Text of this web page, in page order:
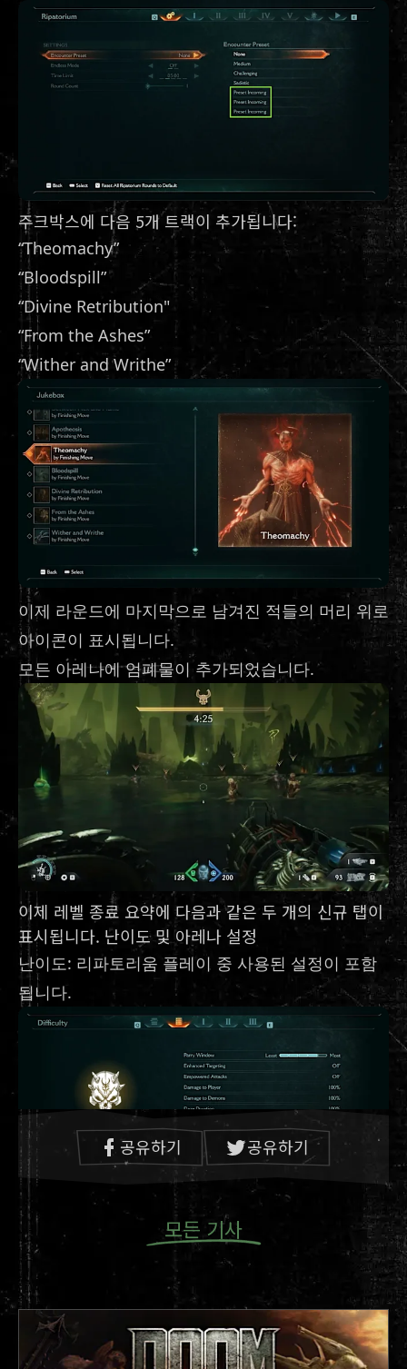
주크박스에 다음 5개 트랙이 추가됩니다:
“Theomachy”
“Bloodspill”
“Divine Retribution"
“From the Ashes”
“Wither and Writhe”
이제 라운드에 마지막으로 남겨진 적들의 머리 위로
아이콘이 표시됩니다.
모든 아레나에 엄폐물이 추가되었습니다.
이제 레벨 종료 요약에 다음과 같은 두 개의 신규 탭이
표시됩니다. 난이도 및 아레나 설정
난이도: 리파토리움 플레이 중 사용된 설정이 포함
됩니다.
아레나 설정: 별도의 탭에서 처치한 악마의 총계를
총알받이, 헤비, 슈퍼 헤비의 클래스별로 분류해 보
여 줍니다.
공유하기 공유하기
모든 기사